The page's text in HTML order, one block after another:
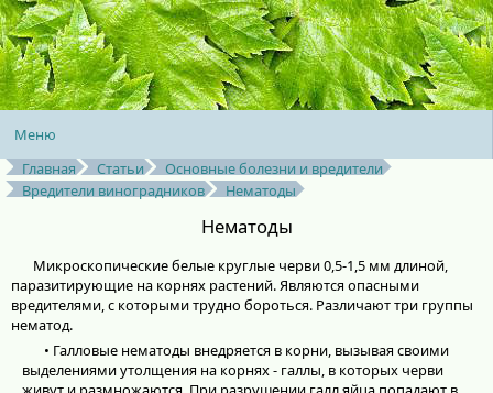
Меню
Главная
Статьи
Основные болезни и вредители
Вредители виноградников
Нематоды
Нематоды
Микроскопические белые круглые черви 0,5-1,5 мм длиной,
паразитирующие на корнях растений. Являются опасными
вредителями, с которыми трудно бороться. Различают три группы
нематод.
• Галловые нематоды внедряется в корни, вызывая своими
выделениями утолщения на корнях - галлы, в которых черви